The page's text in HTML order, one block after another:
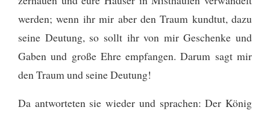
werden; wenn ihr mir aber den Traum kundtut, dazu
seine Deutung, so sollt ihr von mir Geschenke und
Gaben und große Ehre empfangen. Darum sagt mir
den Traum und seine Deutung!
Da antworteten sie wieder und sprachen: Der König